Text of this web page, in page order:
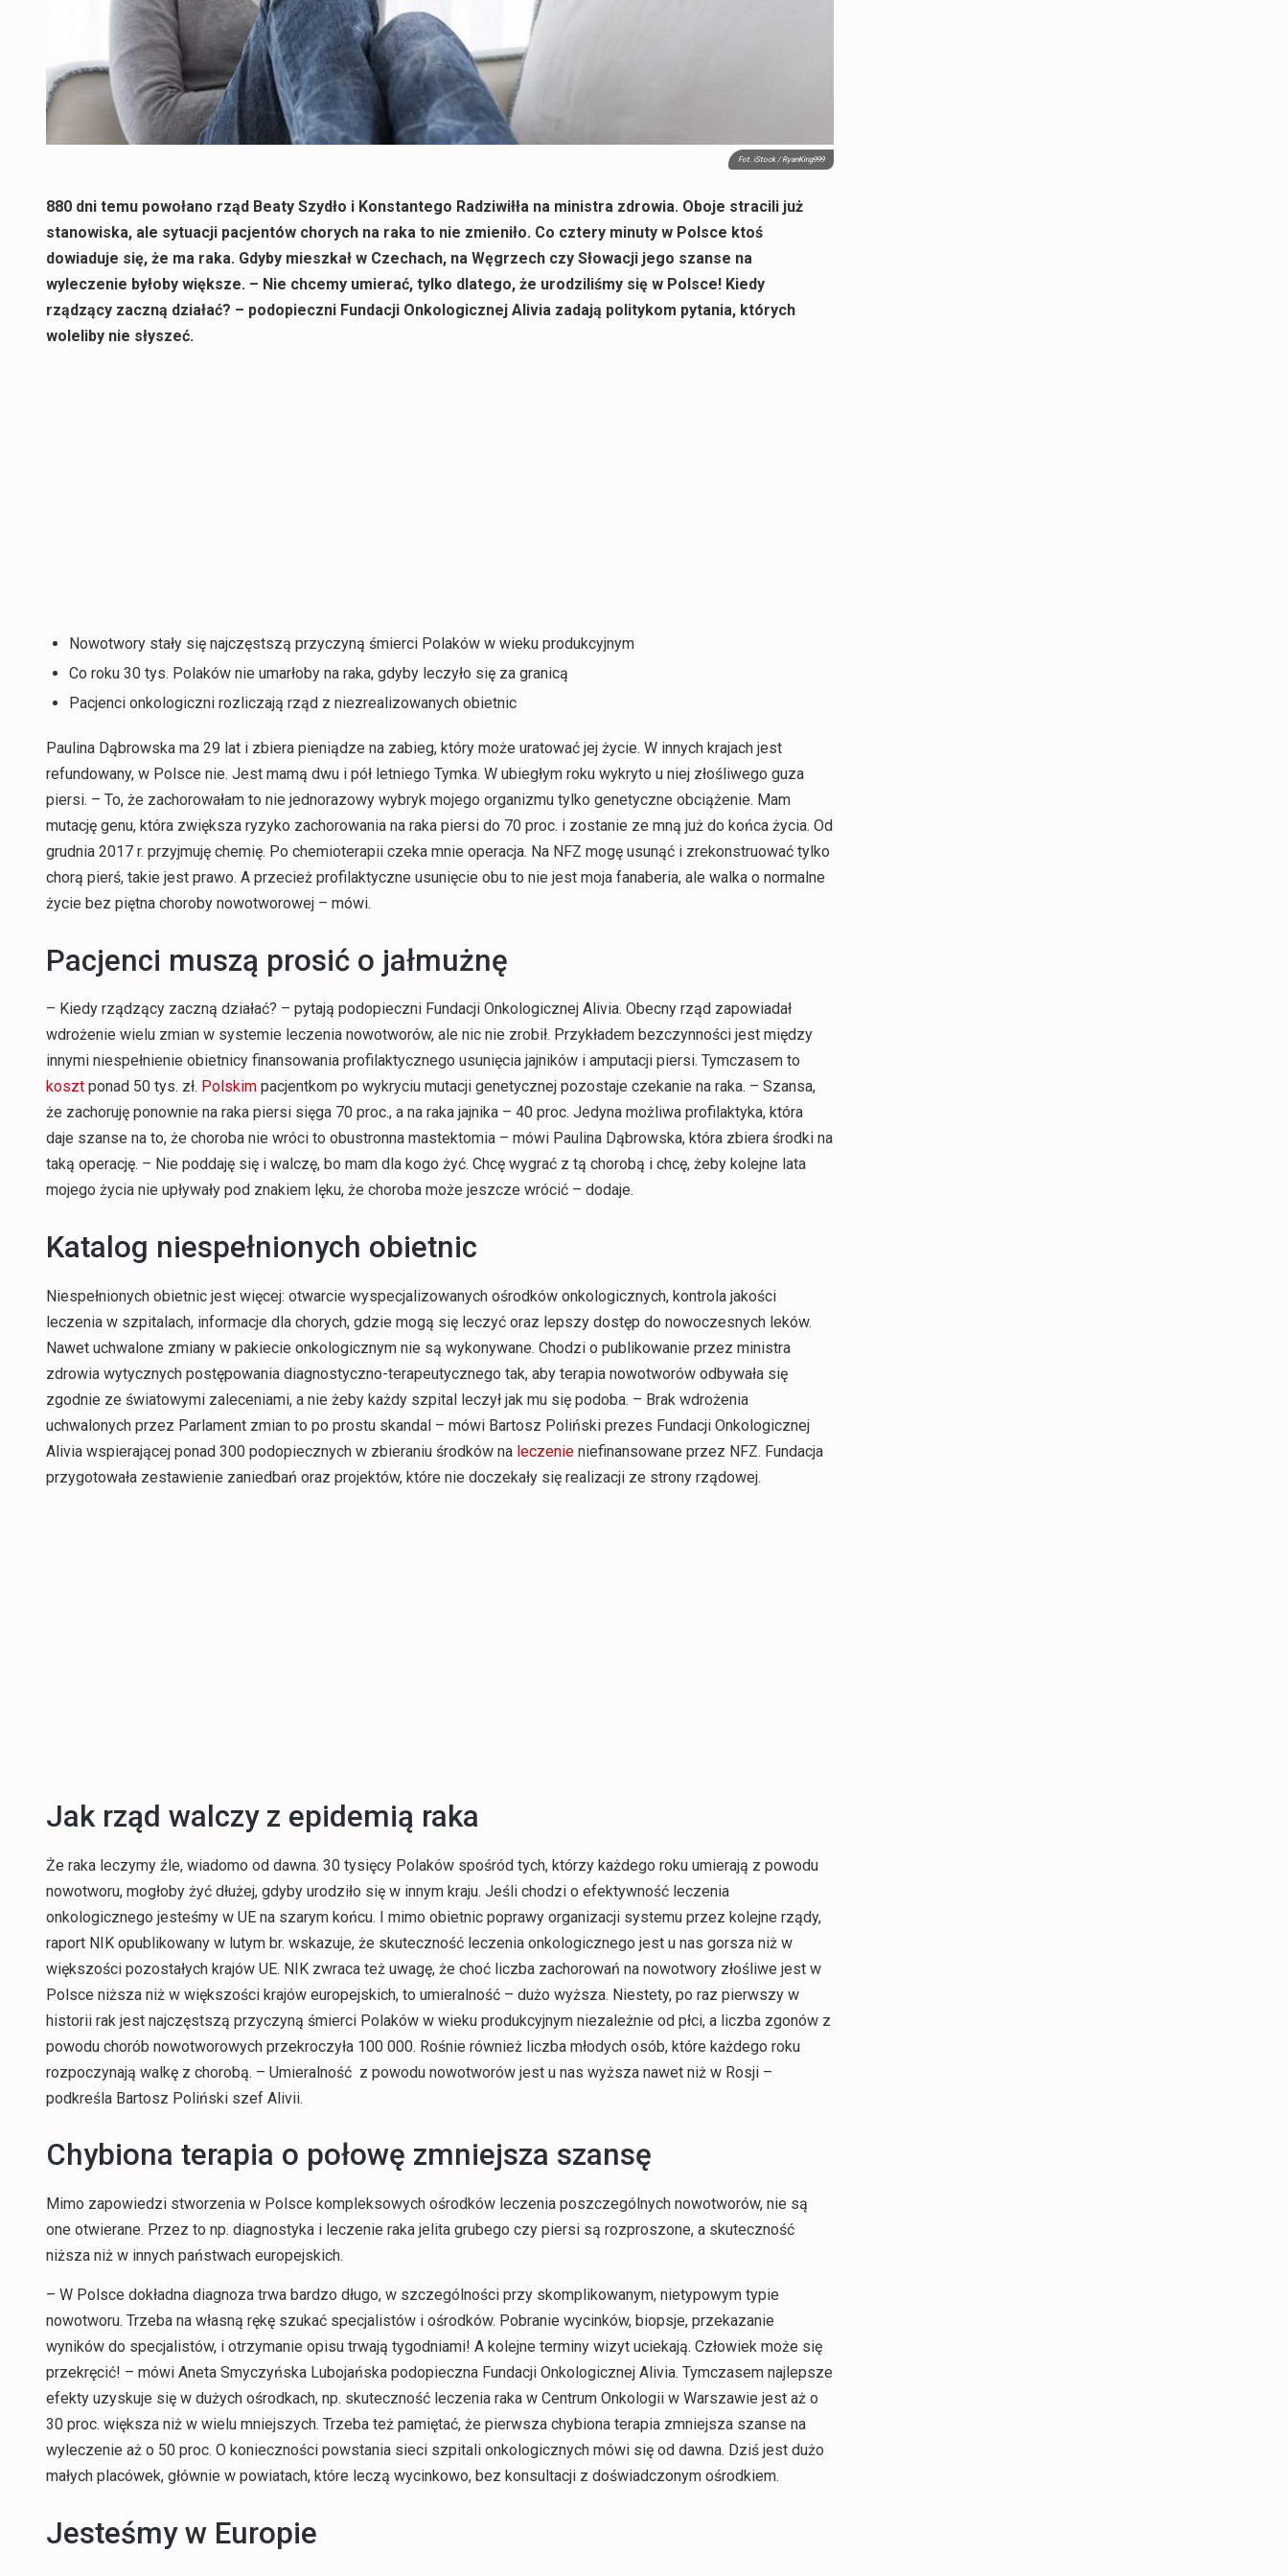
Fot. iStock / RyanKing999
880 dni temu powołano rząd Beaty Szydło i Konstantego Radziwiłła na ministra zdrowia. Oboje stracili już
stanowiska, ale sytuacji pacjentów chorych na raka to nie zmieniło. Co cztery minuty w Polsce ktoś
dowiaduje się, że ma raka. Gdyby mieszkał w Czechach, na Węgrzech czy Słowacji jego szanse na
wyleczenie byłoby większe. – Nie chcemy umierać, tylko dlatego, że urodziliśmy się w Polsce! Kiedy
rządzący zaczną działać? – podopieczni Fundacji Onkologicznej Alivia zadają politykom pytania, których
woleliby nie słyszeć.
Nowotwory stały się najczęstszą przyczyną śmierci Polaków w wieku produkcyjnym
Co roku 30 tys. Polaków nie umarłoby na raka, gdyby leczyło się za granicą
Pacjenci onkologiczni rozliczają rząd z niezrealizowanych obietnic
Paulina Dąbrowska ma 29 lat i zbiera pieniądze na zabieg, który może uratować jej życie. W innych krajach jest
refundowany, w Polsce nie. Jest mamą dwu i pół letniego Tymka. W ubiegłym roku wykryto u niej złośliwego guza
piersi. – To, że zachorowałam to nie jednorazowy wybryk mojego organizmu tylko genetyczne obciążenie. Mam
mutację genu, która zwiększa ryzyko zachorowania na raka piersi do 70 proc. i zostanie ze mną już do końca życia. Od
grudnia 2017 r. przyjmuję chemię. Po chemioterapii czeka mnie operacja. Na NFZ mogę usunąć i zrekonstruować tylko
chorą pierś, takie jest prawo. A przecież profilaktyczne usunięcie obu to nie jest moja fanaberia, ale walka o normalne
życie bez piętna choroby nowotworowej – mówi.
Pacjenci muszą prosić o jałmużnę
– Kiedy rządzący zaczną działać? – pytają podopieczni Fundacji Onkologicznej Alivia. Obecny rząd zapowiadał
wdrożenie wielu zmian w systemie leczenia nowotworów, ale nic nie zrobił. Przykładem bezczynności jest między
innymi niespełnienie obietnicy finansowania profilaktycznego usunięcia jajników i amputacji piersi. Tymczasem to
koszt ponad 50 tys. zł. Polskim pacjentkom po wykryciu mutacji genetycznej pozostaje czekanie na raka. – Szansa,
że zachoruję ponownie na raka piersi sięga 70 proc., a na raka jajnika – 40 proc. Jedyna możliwa profilaktyka, która
daje szanse na to, że choroba nie wróci to obustronna mastektomia – mówi Paulina Dąbrowska, która zbiera środki na
taką operację. – Nie poddaję się i walczę, bo mam dla kogo żyć. Chcę wygrać z tą chorobą i chcę, żeby kolejne lata
mojego życia nie upływały pod znakiem lęku, że choroba może jeszcze wrócić – dodaje.
Katalog niespełnionych obietnic
Niespełnionych obietnic jest więcej: otwarcie wyspecjalizowanych ośrodków onkologicznych, kontrola jakości
leczenia w szpitalach, informacje dla chorych, gdzie mogą się leczyć oraz lepszy dostęp do nowoczesnych leków.
Nawet uchwalone zmiany w pakiecie onkologicznym nie są wykonywane. Chodzi o publikowanie przez ministra
zdrowia wytycznych postępowania diagnostyczno-terapeutycznego tak, aby terapia nowotworów odbywała się
zgodnie ze światowymi zaleceniami, a nie żeby każdy szpital leczył jak mu się podoba. – Brak wdrożenia
uchwalonych przez Parlament zmian to po prostu skandal – mówi Bartosz Poliński prezes Fundacji Onkologicznej
Alivia wspierającej ponad 300 podopiecznych w zbieraniu środków na leczenie niefinansowane przez NFZ. Fundacja
przygotowała zestawienie zaniedbań oraz projektów, które nie doczekały się realizacji ze strony rządowej.
Jak rząd walczy z epidemią raka
Że raka leczymy źle, wiadomo od dawna. 30 tysięcy Polaków spośród tych, którzy każdego roku umierają z powodu
nowotworu, mogłoby żyć dłużej, gdyby urodziło się w innym kraju. Jeśli chodzi o efektywność leczenia
onkologicznego jesteśmy w UE na szarym końcu. I mimo obietnic poprawy organizacji systemu przez kolejne rządy,
raport NIK opublikowany w lutym br. wskazuje, że skuteczność leczenia onkologicznego jest u nas gorsza niż w
większości pozostałych krajów UE. NIK zwraca też uwagę, że choć liczba zachorowań na nowotwory złośliwe jest w
Polsce niższa niż w większości krajów europejskich, to umieralność – dużo wyższa. Niestety, po raz pierwszy w
historii rak jest najczęstszą przyczyną śmierci Polaków w wieku produkcyjnym niezależnie od płci, a liczba zgonów z
powodu chorób nowotworowych przekroczyła 100 000. Rośnie również liczba młodych osób, które każdego roku
rozpoczynają walkę z chorobą. – Umieralność z powodu nowotworów jest u nas wyższa nawet niż w Rosji –
podkreśla Bartosz Poliński szef Alivii.
Chybiona terapia o połowę zmniejsza szansę
Mimo zapowiedzi stworzenia w Polsce kompleksowych ośrodków leczenia poszczególnych nowotworów, nie są
one otwierane. Przez to np. diagnostyka i leczenie raka jelita grubego czy piersi są rozproszone, a skuteczność
niższa niż w innych państwach europejskich.
– W Polsce dokładna diagnoza trwa bardzo długo, w szczególności przy skomplikowanym, nietypowym typie
nowotworu. Trzeba na własną rękę szukać specjalistów i ośrodków. Pobranie wycinków, biopsje, przekazanie
wyników do specjalistów, i otrzymanie opisu trwają tygodniami! A kolejne terminy wizyt uciekają. Człowiek może się
przekręcić! – mówi Aneta Smyczyńska Lubojańska podopieczna Fundacji Onkologicznej Alivia. Tymczasem najlepsze
efekty uzyskuje się w dużych ośrodkach, np. skuteczność leczenia raka w Centrum Onkologii w Warszawie jest aż o
30 proc. większa niż w wielu mniejszych. Trzeba też pamiętać, że pierwsza chybiona terapia zmniejsza szanse na
wyleczenie aż o 50 proc. O konieczności powstania sieci szpitali onkologicznych mówi się od dawna. Dziś jest dużo
małych placówek, głównie w powiatach, które leczą wycinkowo, bez konsultacji z doświadczonym ośrodkiem.
Jesteśmy w Europie